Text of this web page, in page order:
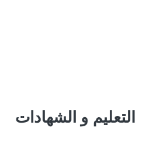
التعليم و الشهادات